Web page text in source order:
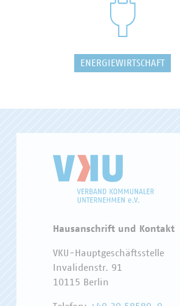
ENERGIEWIRTSCHAFT
Hausanschrift und Kontakt
VKU-Hauptgeschäftsstelle
Invalidenstr. 91
10115 Berlin